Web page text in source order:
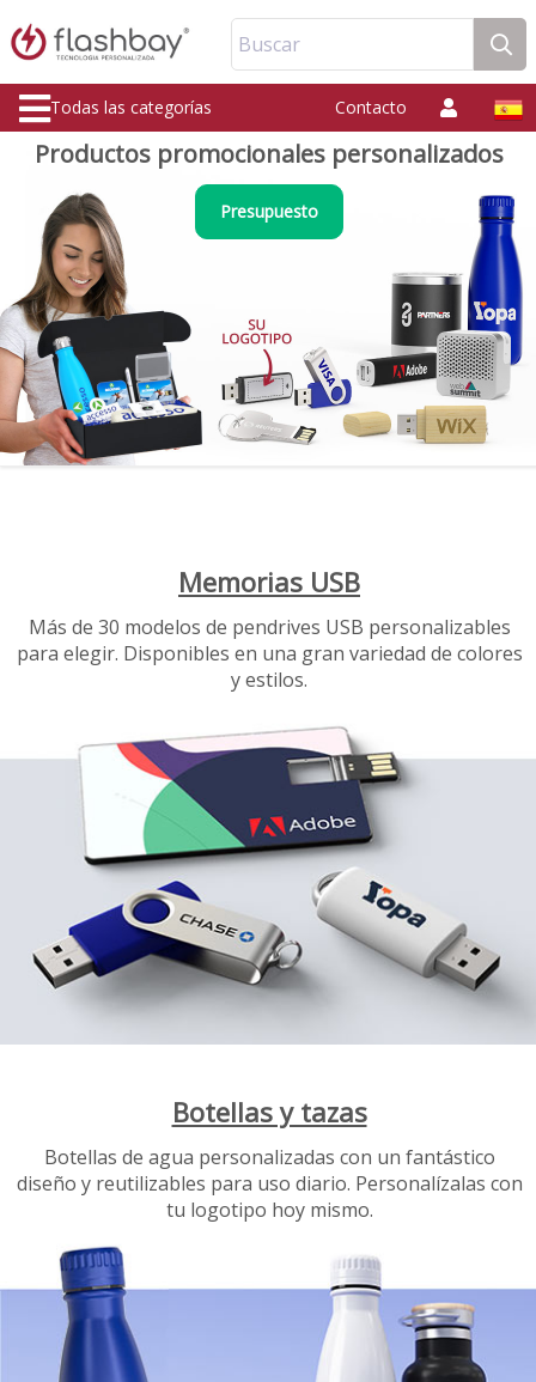
Buscar
Todas las categorías Contacto
Productos promocionales personalizados
Presupuesto
Memorias USB
Más de 30 modelos de pendrives USB personalizables
para elegir. Disponibles en una gran variedad de colores
y estilos.
Botellas y tazas
Botellas de agua personalizadas con un fantástico
diseño y reutilizables para uso diario. Personalízalas con
tu logotipo hoy mismo.